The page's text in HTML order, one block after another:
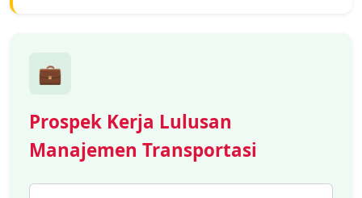
💼
Prospek Kerja Lulusan
Manajemen Transportasi